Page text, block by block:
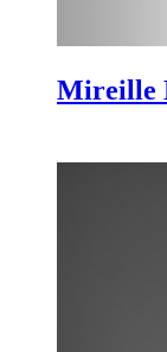
Mireille